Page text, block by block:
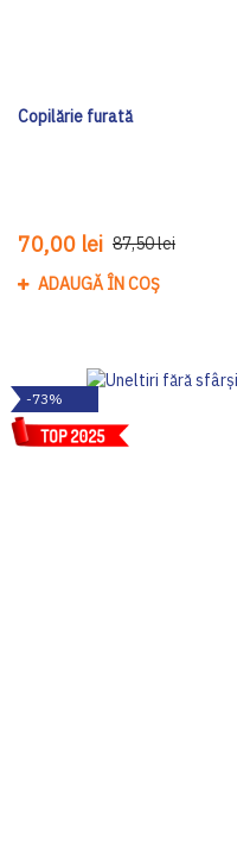
Copilărie furată
70,00 lei 87,50 lei
ADAUGĂ ÎN COȘ
-73%